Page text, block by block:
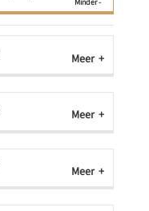
Meer
Meer
Meer